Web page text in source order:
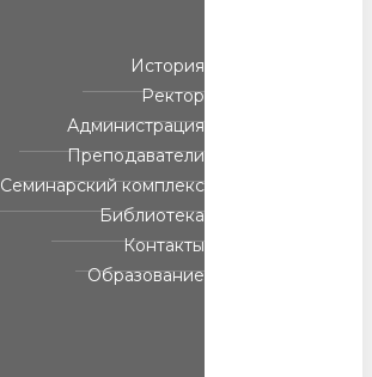
История
Ректор
Администрация
Преподаватели
Семинарский комплекс
Библиотека
Контакты
Образование